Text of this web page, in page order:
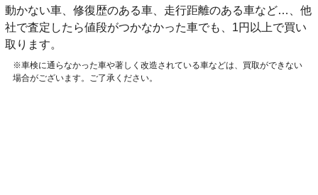
動かない車、修復歴のある車、走行距離のある車など…、他
社で査定したら値段がつかなかった車でも、1円以上で買い
取ります。
※車検に通らなかった車や著しく改造されている車などは、買取ができない
場合がございます。ご了承ください。